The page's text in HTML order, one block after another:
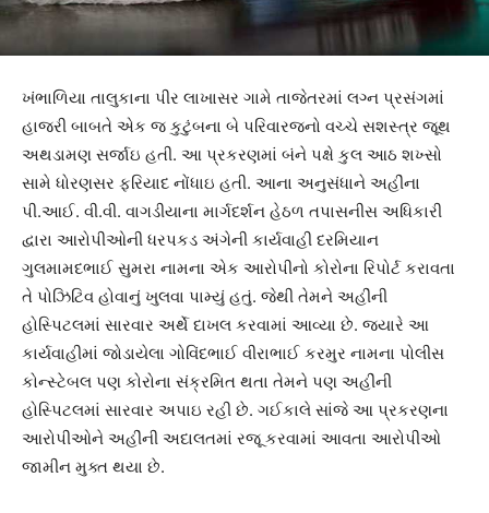
ખંભાળિયા તાલુકાના પીર લાખાસર ગામે તાજેતરમાં લગ્ન પ્રસંગમાં
હાજરી બાબતે એક જ કુટુંબના બે પરિવારજનો વચ્ચે સશસ્ત્ર જૂથ
અથડામણ સર્જાઇ હતી. આ પ્રકરણમાં બંને પક્ષે કુલ આઠ શખ્સો
સામે ધોરણસર ફરિયાદ નોંધાઇ હતી. આના અનુસંધાને અહીંના
પી.આઈ. વી.વી. વાગડીયાના માર્ગદર્શન હેઠળ તપાસનીસ અધિકારી
દ્વારા આરોપીઓની ધરપકડ અંગેની કાર્યવાહી દરમિયાન
ગુલમામદભાઈ સુમરા નામના એક આરોપીનો કોરોના રિપોર્ટ કરાવતા
તે પોઝિટિવ હોવાનું ખુલવા પામ્યું હતું. જેથી તેમને અહીંની
હોસ્પિટલમાં સારવાર અર્થે દાખલ કરવામાં આવ્યા છે. જ્યારે આ
કાર્યવાહીમાં જોડાયેલા ગોવિંદભાઈ વીરાભાઈ કરમુર નામના પોલીસ
કોન્સ્ટેબલ પણ કોરોના સંક્રમિત થતા તેમને પણ અહીંની
હોસ્પિટલમાં સારવાર અપાઇ રહી છે. ગઈકાલે સાંજે આ પ્રકરણના
આરોપીઓને અહીંની અદાલતમાં રજૂ કરવામાં આવતા આરોપીઓ
જામીન મુક્ત થયા છે.